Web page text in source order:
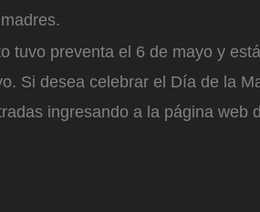
tuvo preventa el 6 de mayo y
Si desea celebrar el Día de la
ingresando a la página web